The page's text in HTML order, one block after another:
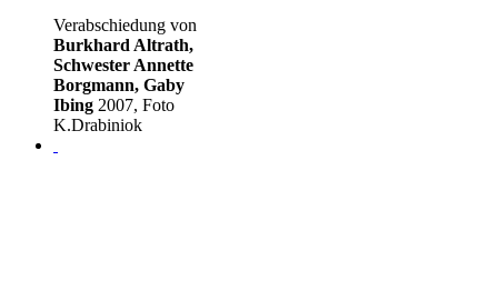
Verabschiedung von
Burkhard Altrath,
Schwester Annette
Borgmann, Gaby
Ibing 2007, Foto
K.Drabiniok